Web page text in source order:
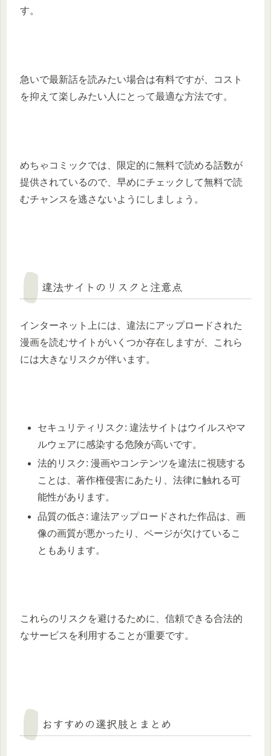
す。
急いで最新話を読みたい場合は有料ですが、コスト
を抑えて楽しみたい人にとって最適な方法です。
めちゃコミックでは、限定的に無料で読める話数が
提供されているので、早めにチェックして無料で読
むチャンスを逃さないようにしましょう。
違法サイトのリスクと注意点
インターネット上には、違法にアップロードされた
漫画を読むサイトがいくつか存在しますが、これら
には大きなリスクが伴います。
セキュリティリスク: 違法サイトはウイルスやマ
ルウェアに感染する危険が高いです。
法的リスク: 漫画やコンテンツを違法に視聴する
ことは、著作権侵害にあたり、法律に触れる可
能性があります。
品質の低さ: 違法アップロードされた作品は、画
像の画質が悪かったり、ページが欠けているこ
ともあります。
これらのリスクを避けるために、信頼できる合法的
なサービスを利用することが重要です。
おすすめの選択肢とまとめ